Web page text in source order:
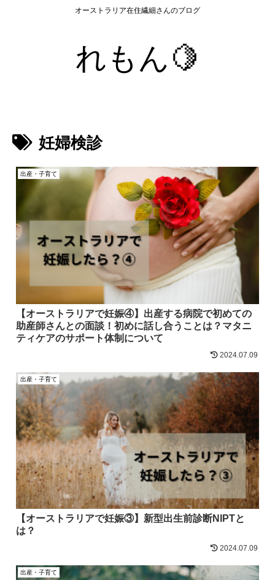
オーストラリア在住繊細さんのブログ
れもん🍋
妊婦検診
出産・子育て
【オーストラリアで妊娠④】出産する病院で初めての
助産師さんとの面談！初めに話し合うことは？マタニ
ティケアのサポート体制について
2024.07.09
出産・子育て
【オーストラリアで妊娠③】新型出生前診断NIPTと
は？
2024.07.09
出産・子育て